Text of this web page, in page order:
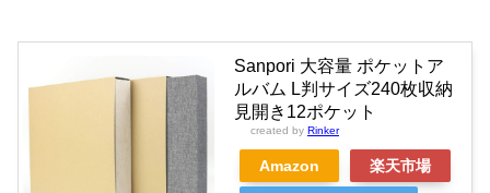
Sanpori 大容量 ポケットア
ルバム L判サイズ240枚収納
見開き12ポケット
created by Rinker
Amazon 楽天市場